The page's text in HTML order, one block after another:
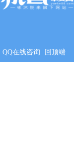
QQ在线咨询 回顶端